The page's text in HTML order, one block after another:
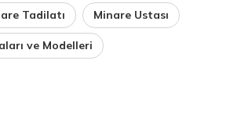
Tadilatı Minare Ustası
ve Modelleri